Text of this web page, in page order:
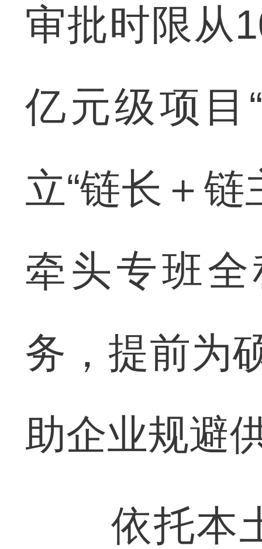
审批时限从
亿元级项目
立“链长＋
牵头专班
务，提前为
助企业规避
依托本土